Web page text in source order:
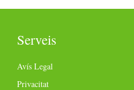
Serveis
Avís Legal
Privacitat